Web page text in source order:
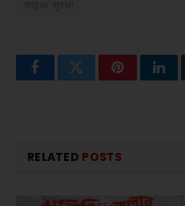
FacebookTwitterPinterest
RELATED POSTS